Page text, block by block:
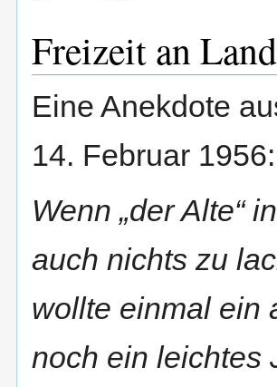
Freizeit an Land
Eine Anekdote
14. Februar 1956:
Wenn „der Alte“
auch nichts zu
wollte einmal ein
noch ein leichtes